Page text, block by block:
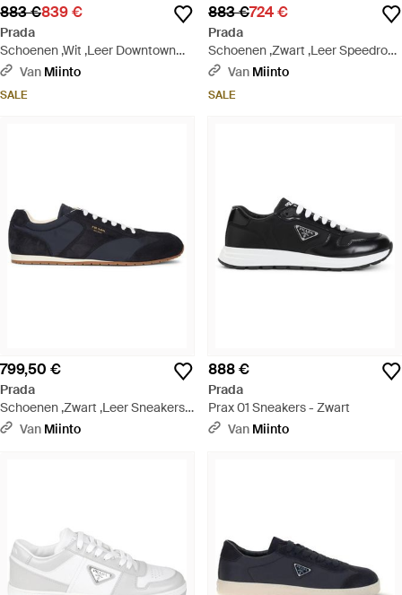
883 €839 €
Prada
Schoenen ,Wit ,Leer Downtown
Leren Sneakers - Wit
Van Miinto
SALE
883 €724 €
Prada
Schoenen ,Zwart ,Leer Speedrock
Sneakers - Zwart
Van Miinto
SALE
799,50 €
Prada
Schoenen ,Zwart ,Leer Sneakers
Bimat - Blauw
Van Miinto
888 €
Prada
Prax 01 Sneakers - Zwart
Van Miinto